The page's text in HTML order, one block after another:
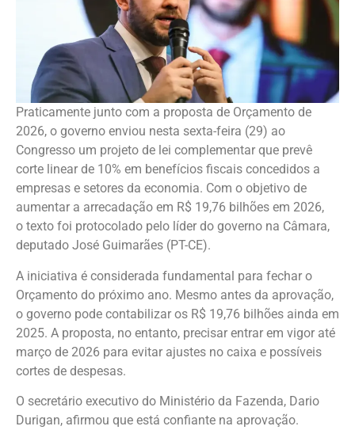
Praticamente junto com a proposta de Orçamento de
2026, o governo enviou nesta sexta-feira (29) ao
Congresso um projeto de lei complementar que prevê
corte linear de 10% em benefícios fiscais concedidos a
empresas e setores da economia. Com o objetivo de
aumentar a arrecadação em R$ 19,76 bilhões em 2026,
o texto foi protocolado pelo líder do governo na Câmara,
deputado José Guimarães (PT-CE).
A iniciativa é considerada fundamental para fechar o
Orçamento do próximo ano. Mesmo antes da aprovação,
o governo pode contabilizar os R$ 19,76 bilhões ainda em
2025. A proposta, no entanto, precisar entrar em vigor até
março de 2026 para evitar ajustes no caixa e possíveis
cortes de despesas.
O secretário executivo do Ministério da Fazenda, Dario
Durigan, afirmou que está confiante na aprovação.